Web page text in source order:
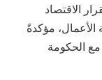
الاقتصاد
الأعمال، مؤكدةً
الحكومة